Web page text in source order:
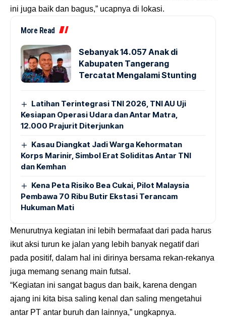
ini juga baik dan bagus,” ucapnya di lokasi.
More Read
Sebanyak 14.057 Anak di
Kabupaten Tangerang
Tercatat Mengalami Stunting
Latihan Terintegrasi TNI 2026, TNI AU Uji
Kesiapan Operasi Udara dan Antar Matra,
12.000 Prajurit Diterjunkan
Kasau Diangkat Jadi Warga Kehormatan
Korps Marinir, Simbol Erat Soliditas Antar TNI
dan Kemhan
Kena Peta Risiko Bea Cukai, Pilot Malaysia
Pembawa 70 Ribu Butir Ekstasi Terancam
Hukuman Mati
Menurutnya kegiatan ini lebih bermafaat dari pada harus
ikut aksi turun ke jalan yang lebih banyak negatif dari
pada positif, dalam hal ini dirinya bersama rekan-rekanya
juga memang senang main futsal.
“Kegiatan ini sangat bagus dan baik, karena dengan
ajang ini kita bisa saling kenal dan saling mengetahui
antar PT antar buruh dan lainnya,” ungkapnya.